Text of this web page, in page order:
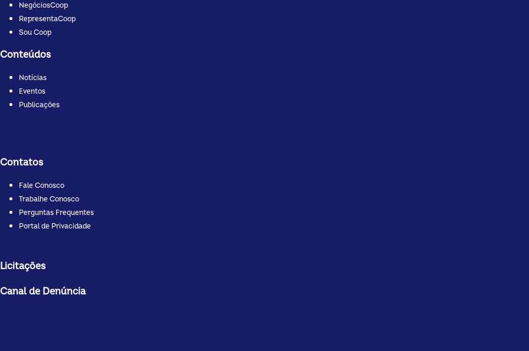
NegóciosCoop
RepresentaCoop
Sou Coop
Conteúdos
Notícias
Eventos
Publicações
Contatos
Fale Conosco
Trabalhe Conosco
Perguntas Frequentes
Portal de Privacidade
Licitações
Canal de Denúncia